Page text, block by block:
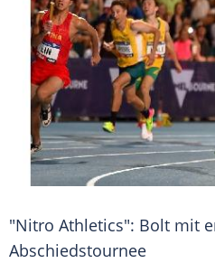
"Nitro Athletics": Bolt mit
Abschiedstournee